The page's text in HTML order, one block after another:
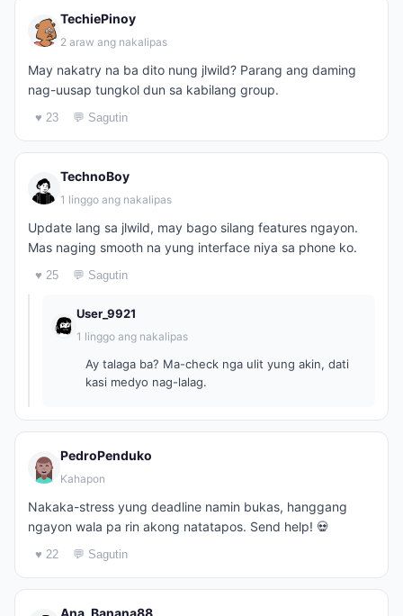
TechiePinoy
2 araw ang nakalipas
May nakatry na ba dito nung jlwild? Parang ang daming
nag-uusap tungkol dun sa kabilang group.
♥ 23 💬 Sagutin
TechnoBoy
1 linggo ang nakalipas
Update lang sa jlwild, may bago silang features ngayon.
Mas naging smooth na yung interface niya sa phone ko.
♥ 25 💬 Sagutin
User_9921
1 linggo ang nakalipas
Ay talaga ba? Ma-check nga ulit yung akin, dati
kasi medyo nag-lalag.
PedroPenduko
Kahapon
Nakaka-stress yung deadline namin bukas, hanggang
ngayon wala pa rin akong natatapos. Send help! 💀
♥ 22 💬 Sagutin
Ana_Banana88